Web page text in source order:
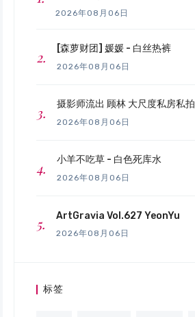
2026年08月06日
[森萝财团] 媛媛 - 白丝热裤
2026年08月06日
摄影师流出 顾林 大尺度私房私拍
2026年08月06日
小羊不吃草 - 白色死库水
2026年08月06日
ArtGravia Vol.627 YeonYu
2026年08月06日
标签